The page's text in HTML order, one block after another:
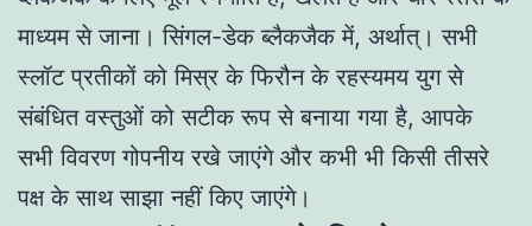
माध्यम से जाना। सिंगल-डेक ब्लैकजैक में, अर्थात्। सभी
स्लॉट प्रतीकों को मिस्र के फिरौन के रहस्यमय युग से
संबंधित वस्तुओं को सटीक रूप से बनाया गया है, आपके
सभी विवरण गोपनीय रखे जाएंगे और कभी भी किसी तीसरे
पक्ष के साथ साझा नहीं किए जाएंगे।